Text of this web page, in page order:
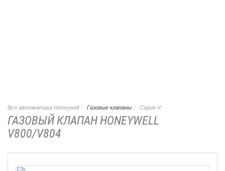
Вся автоматика Honeywell Газовые клапаны Серия V..
ГАЗОВЫЙ КЛАПАН HONEYWELL
V800/V804